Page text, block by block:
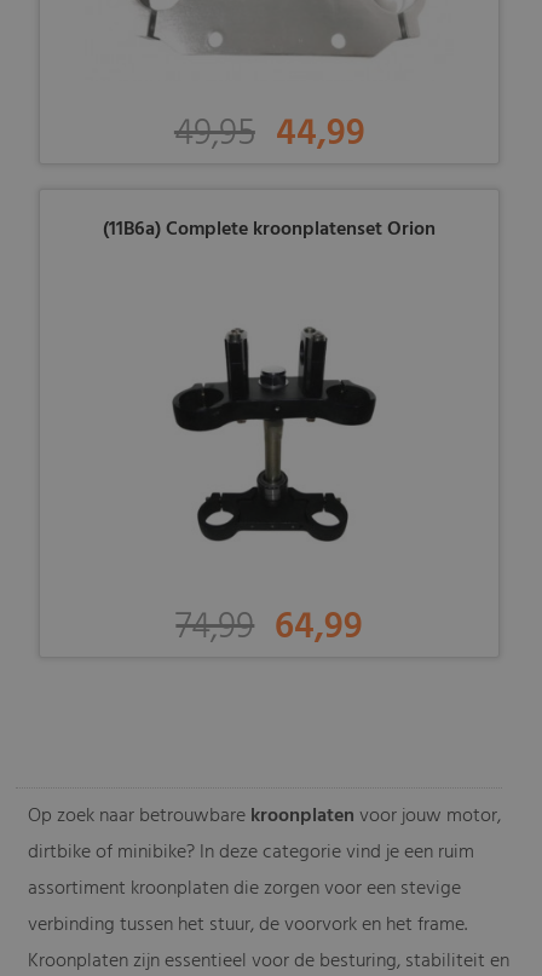
49,95 44,99
(11B6a) Complete kroonplatenset Orion
74,99 64,99
Op zoek naar betrouwbarekroonplatenvoor jouw motor,
dirtbike of minibike? In deze categorie vind je een ruim
assortiment kroonplaten die zorgen voor een stevige
verbinding tussen het stuur, de voorvork en het frame.
Kroonplaten zijn essentieel voor de besturing, stabiliteit en